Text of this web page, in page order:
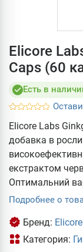
Elicore
Caps (60
Есть в
Elicore Labs
добавка в
екстрактом
Оптимальний
Подробнее о
Бренд:
Категория: